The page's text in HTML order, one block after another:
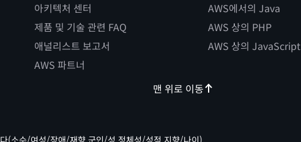
아키텍처 센터
제품 및 기술 관련 FAQ
애널리스트 보고서
AWS 파트너
AWS에서의 Java
AWS 상의 PHP
AWS 상의 JavaScript
맨 위로 이동